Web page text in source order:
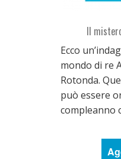
Il
Ecco
mondo di re
Rotonda.
può essere
compleanno